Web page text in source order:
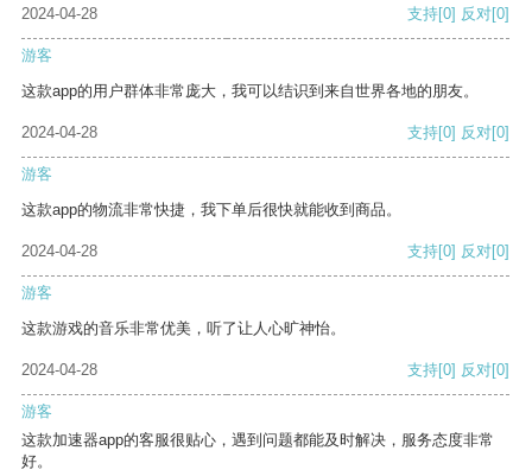
2024-04-28 支持[0] 反对[0]
游客
这款app的用户群体非常庞大，我可以结识到来自世界各地的朋友。
2024-04-28 支持[0] 反对[0]
游客
这款app的物流非常快捷，我下单后很快就能收到商品。
2024-04-28 支持[0] 反对[0]
游客
这款游戏的音乐非常优美，听了让人心旷神怡。
2024-04-28 支持[0] 反对[0]
游客
这款加速器app的客服很贴心，遇到问题都能及时解决，服务态度非常
好。